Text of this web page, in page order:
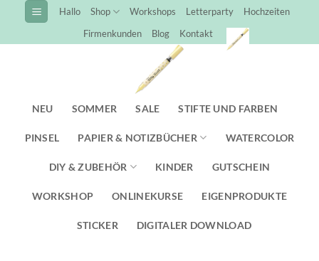
Inhalt
springen
Hallo Shop Workshops Letterparty
Hochzeiten
Firmenkunden
Blog Kontakt
NEU SOMMER SALE STIFTE UND FARBEN
PINSEL PAPIER & NOTIZBÜCHER WATERCOLOR
DIY & ZUBEHÖR KINDER GUTSCHEIN
WORKSHOP ONLINEKURSE EIGENPRODUKTE
STICKER DIGITALER DOWNLOAD